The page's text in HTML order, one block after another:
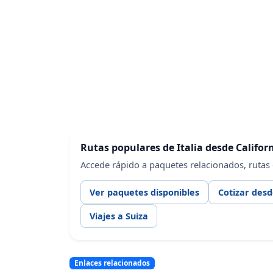
Rutas populares de Italia desde
Accede rápido a paquetes relacionados,
Ver paquetes disponibles Cotizar
Viajes a Suiza
Enlaces relacionados